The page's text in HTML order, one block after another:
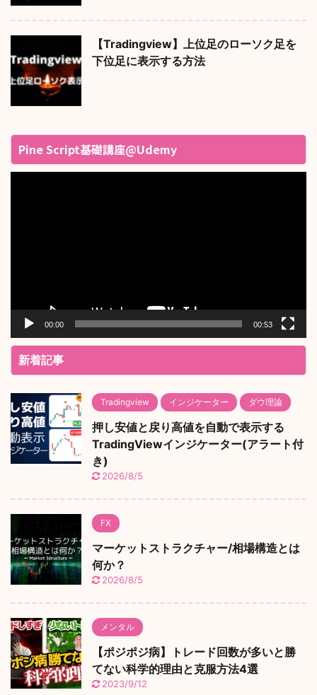
【Tradingview】上位足のローソク足を
下位足に表示する方法
Pine Script基礎講座@Udemy
00:00 00:53
新着記事
Tradingview インジケーター ダウ理論
押し安値と戻り高値を自動で表示する
TradingViewインジケーター(アラート付
き)
2026/8/5
FX
マーケットストラクチャー/相場構造とは
何か？
2026/8/5
メンタル
【ポジポジ病】トレード回数が多いと勝
てない科学的理由と克服方法4選
2023/9/12